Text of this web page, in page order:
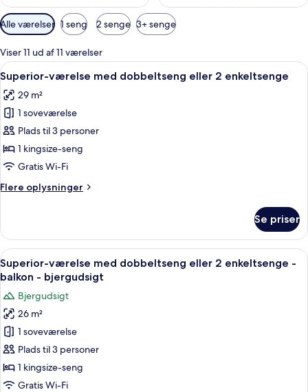
Tilgængelige
filtre
for
værelser
Alle værelser 1 seng 2 senge 3+ senge
Viser 11 ud af 11 værelser
Indlæs
alle
billeder
af
Superior-
værelse
med
eller
Et moderne hotelværelse med en
6
Superior-værelse med dobbeltseng eller 2 enkeltsenge
29 m²
1 soveværelse
Plads til 3 personer
1 kingsize-seng
Gratis Wi-Fi
Flere oplysninger
Flere
værelse
med
dobbeltseng
eller
enkeltsenge
Se priser
Indlæs
alle
af
Superior-
værelse
med
dobbeltseng
eller
Et moderne hotelværelse med en
6
Superior-værelse med dobbeltseng eller 2 enkeltsenge -
balkon - bjergudsigt
Bjergudsigt
26 m²
1 soveværelse
Plads til 3 personer
1 kingsize-seng
Gratis Wi-Fi